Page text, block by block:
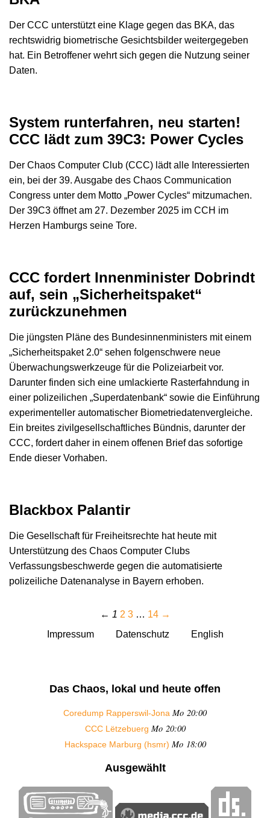
Der CCC unterstützt eine Klage gegen das BKA, das
rechtswidrig biometrische Gesichtsbilder weitergegeben
hat. Ein Betroffener wehrt sich gegen die Nutzung seiner
Daten.
System runterfahren, neu starten!
CCC lädt zum 39C3: Power Cycles
Der Chaos Computer Club (CCC) lädt alle Interessierten
ein, bei der 39. Ausgabe des Chaos Communication
Congress unter dem Motto „Power Cycles“ mitzumachen.
Der 39C3 öffnet am 27. Dezember 2025 im CCH im
Herzen Hamburgs seine Tore.
CCC fordert Innenminister Dobrindt
auf, sein „Sicherheitspaket“
zurückzunehmen
Die jüngsten Pläne des Bundesinnenministers mit einem
„Sicherheitspaket 2.0“ sehen folgenschwere neue
Überwachungswerkzeuge für die Polizeiarbeit vor.
Darunter finden sich eine umlackierte Rasterfahndung in
einer polizeilichen „Superdatenbank“ sowie die Einführung
experimenteller automatischer Biometriedatenvergleiche.
Ein breites zivilgesellschaftliches Bündnis, darunter der
CCC, fordert daher in einem offenen Brief das sofortige
Ende dieser Vorhaben.
Blackbox Palantir
Die Gesellschaft für Freiheitsrechte hat heute mit
Unterstützung des Chaos Computer Clubs
Verfassungsbeschwerde gegen die automatisierte
polizeiliche Datenanalyse in Bayern erhoben.
← 1 2 3 … 14 →
Impressum
Datenschutz English
Das Chaos, lokal und heute offen
Coredump Rapperswil-Jona Mo 20:00
CCC Lëtzebuerg Mo 20:00
Hackspace Marburg (hsmr) Mo 18:00
Ausgewählt